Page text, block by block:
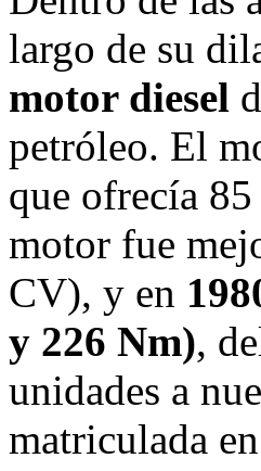
largo de su
motor diesel
petróleo. El
que ofrecía
motor fue
CV), y en
y 226 Nm),
unidades a
matriculada